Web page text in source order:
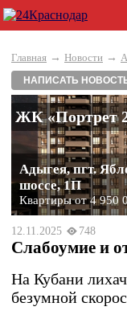
Главная → Новости →
НАПИСАТЬ
ЖК «Портрет
Адыгея, пгт.
шоссе, 1П
Квартиры от 4 950
12.11.2025 748
Слабоумие и
На Кубани
безумной